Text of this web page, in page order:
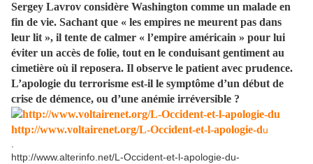
Sergey Lavrov considère Washington comme un malade en
fin de vie. Sachant que « les empires ne meurent pas dans
leur lit », il tente de calmer « l’empire américain » pour lui
éviter un accès de folie, tout en le conduisant gentiment au
cimetière où il reposera. Il observe le patient avec prudence.
L’apologie du terrorisme est-il le symptôme d’un début de
crise de démence, ou d’une anémie irréversible ?
http://www.voltairenet.org/L-Occident-et-l-apologie-du
.
http://www.alterinfo.net/L-Occident-et-l-apologie-du-